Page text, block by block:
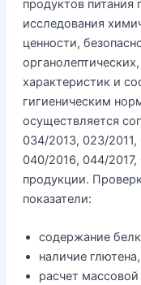
продуктов питания
исследования
ценности,
характеристик и
гигиеническим
осуществляется
034/2013, 023/
040/2016, 044/
продукции.
показатели:
содержание
наличие
расчет